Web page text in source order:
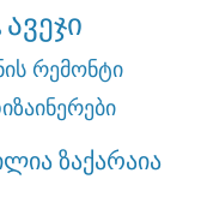
ავეჯი
რემონტი
ზაქარაია